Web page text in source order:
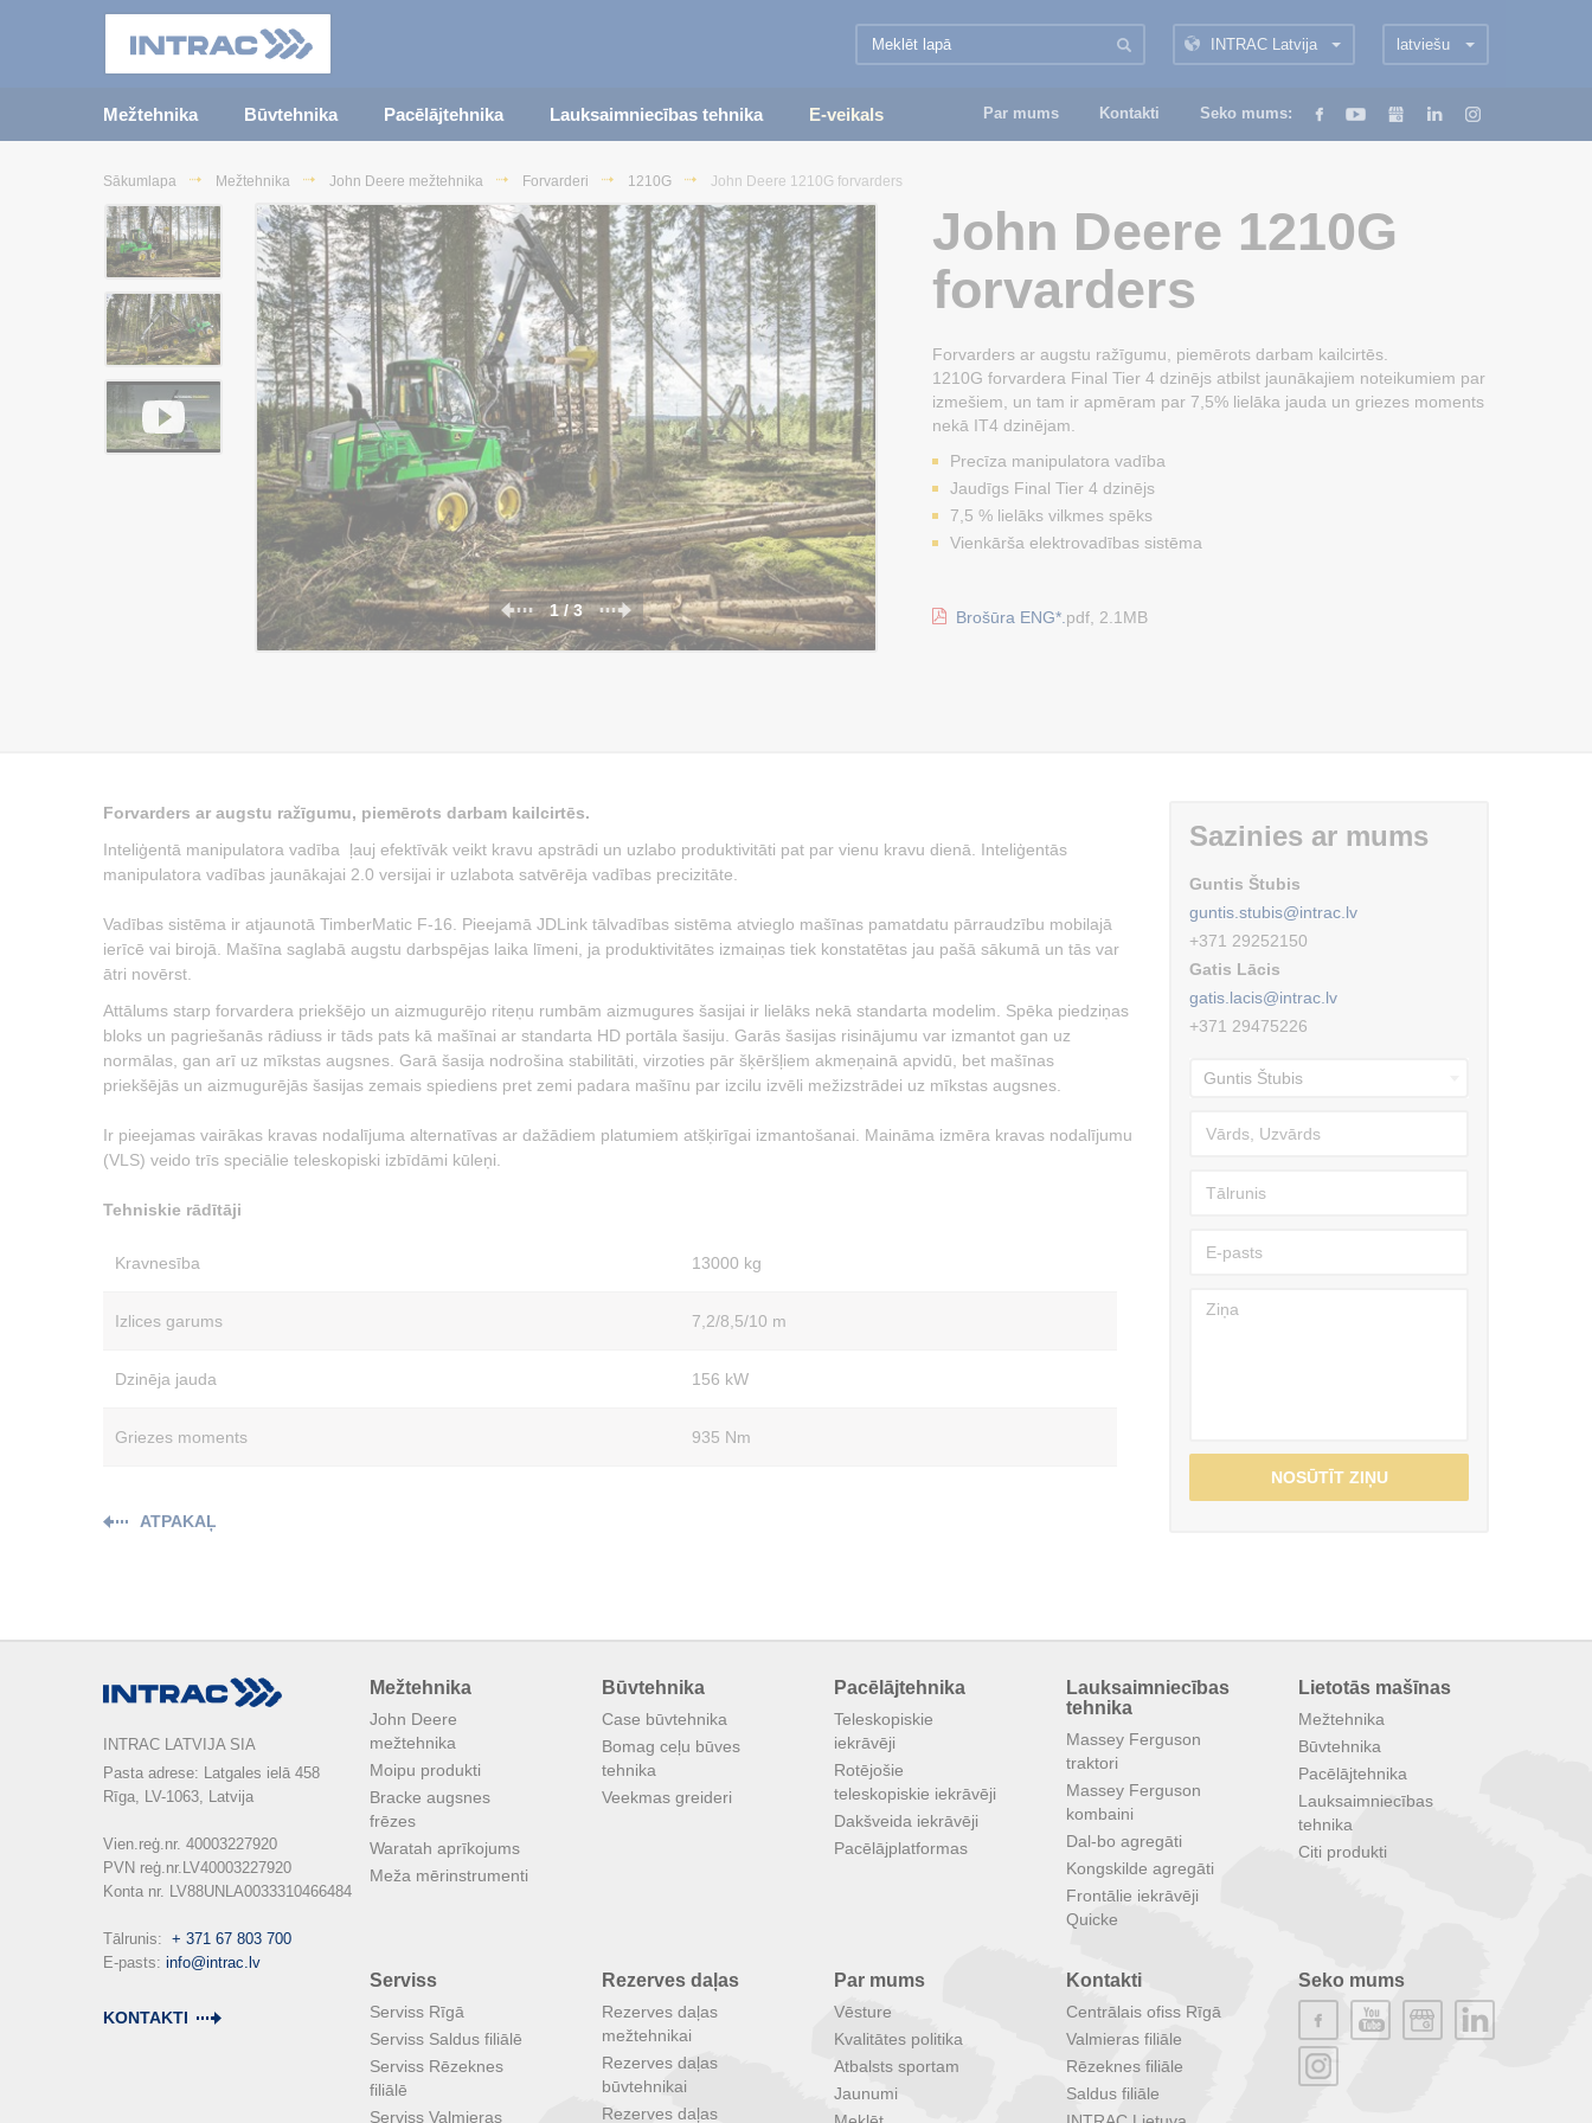
latviešu
INTRAC Latvija
Mežtehnika Būvtehnika Pacēlājtehnika Lauksaimniecības tehnika E-veikals Par mums Kontakti Seko mums:
Sākumlapa Mežtehnika John Deere mežtehnika Forvarderi 1210G John Deere 1210G forvarders
John Deere 1210G
forvarders
Forvarders ar augstu ražīgumu, piemērots darbam kailcirtēs.
1210G forvardera Final Tier 4 dzinējs atbilst jaunākajiem noteikumiem par
izmešiem, un tam ir apmēram par 7,5% lielāka jauda un griezes moments
nekā IT4 dzinējam.
Precīza manipulatora vadība
Jaudīgs Final Tier 4 dzinējs
7,5 % lielāks vilkmes spēks
Vienkārša elektrovadības sistēma
Brošūra ENG*. pdf, 2.1MB
1 / 3
Forvarders ar augstu ražīgumu, piemērots darbam kailcirtēs.
Inteliģentā manipulatora vadība ļauj efektīvāk veikt kravu apstrādi un uzlabo produktivitāti pat par vienu kravu dienā. Inteliģentās
manipulatora vadības jaunākajai 2.0 versijai ir uzlabota satvērēja vadības precizitāte.
Vadības sistēma ir atjaunotā TimberMatic F-16. Pieejamā JDLink tālvadības sistēma atvieglo mašīnas pamatdatu pārraudzību mobilajā
ierīcē vai birojā. Mašīna saglabā augstu darbspējas laika līmeni, ja produktivitātes izmaiņas tiek konstatētas jau pašā sākumā un tās var
ātri novērst.
Attālums starp forvardera priekšējo un aizmugurējo riteņu rumbām aizmugures šasijai ir lielāks nekā standarta modelim. Spēka piedziņas
bloks un pagriešanās rādiuss ir tāds pats kā mašīnai ar standarta HD portāla šasiju. Garās šasijas risinājumu var izmantot gan uz
normālas, gan arī uz mīkstas augsnes. Garā šasija nodrošina stabilitāti, virzoties pār šķēršļiem akmeņainā apvidū, bet mašīnas
priekšējās un aizmugurējās šasijas zemais spiediens pret zemi padara mašīnu par izcilu izvēli mežizstrādei uz mīkstas augsnes.
Ir pieejamas vairākas kravas nodalījuma alternatīvas ar dažādiem platumiem atšķirīgai izmantošanai. Maināma izmēra kravas nodalījumu
(VLS) veido trīs speciālie teleskopiski izbīdāmi kūleņi.
Tehniskie rādītāji
Kravnesība 13000 kg
Izlices garums 7,2/8,5/10 m
Dzinēja jauda 156 kW
Griezes moments 935 Nm
ATPAKAĻ
Sazinies ar mums
Guntis Štubis
guntis.stubis@intrac.lv
+371 29252150
Gatis Lācis
gatis.lacis@intrac.lv
+371 29475226
NOSŪTĪT ZIŅU
INTRAC LATVIJA SIA
Pasta adrese: Latgales ielā 458
Rīga, LV-1063, Latvija
Vien.reģ.nr. 40003227920
PVN reģ.nr.LV40003227920
Konta nr. LV88UNLA0033310466484
Tālrunis: + 371 67 803 700
E-pasts: info@intrac.lv
KONTAKTI
Mežtehnika
John Deere
mežtehnika
Moipu produkti
Bracke augsnes
frēzes
Waratah aprīkojums
Meža mērinstrumenti
Būvtehnika
Case būvtehnika
Bomag ceļu būves
tehnika
Veekmas greideri
Pacēlājtehnika
Teleskopiskie
iekrāvēji
Rotējošie
teleskopiskie iekrāvēji
Dakšveida iekrāvēji
Pacēlājplatformas
Lauksaimniecības
tehnika
Massey Ferguson
traktori
Massey Ferguson
kombaini
Dal-bo agregāti
Kongskilde agregāti
Frontālie iekrāvēji
Quicke
Lietotās mašīnas
Mežtehnika
Būvtehnika
Pacēlājtehnika
Lauksaimniecības
tehnika
Citi produkti
Serviss
Serviss Rīgā
Serviss Saldus filiālē
Serviss Rēzeknes
filiālē
Serviss Valmieras
Rezerves daļas
Rezerves daļas
mežtehnikai
Rezerves daļas
būvtehnikai
Rezerves daļas
Par mums
Vēsture
Kvalitātes politika
Atbalsts sportam
Jaunumi
Kontakti
Centrālais ofiss Rīgā
Valmieras filiāle
Rēzeknes filiāle
Saldus filiāle
Seko mums